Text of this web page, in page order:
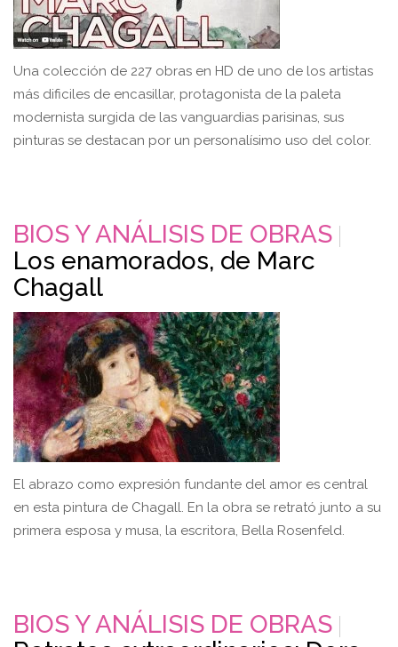
Una colección de 227 obras en HD de uno de los artistas
más dificiles de encasillar, protagonista de la paleta
modernista surgida de las vanguardias parisinas, sus
pinturas se destacan por un personalísimo uso del color.
BIOS Y ANÁLISIS DE OBRAS
Los enamorados, de Marc
Chagall
El abrazo como expresión fundante del amor es central
en esta pintura de Chagall. En la obra se retrató junto a su
primera esposa y musa, la escritora, Bella Rosenfeld.
BIOS Y ANÁLISIS DE OBRAS